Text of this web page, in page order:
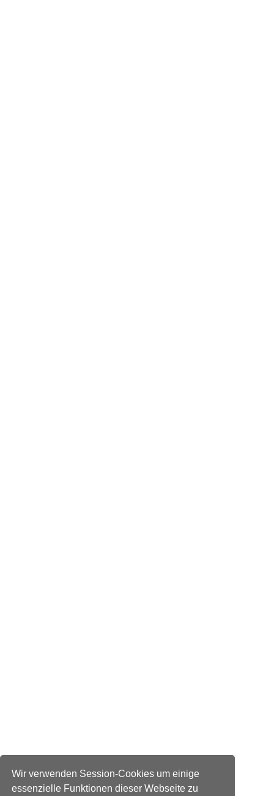
Wir verwenden Session-Cookies um einige
essenzielle Funktionen dieser Webseite zu